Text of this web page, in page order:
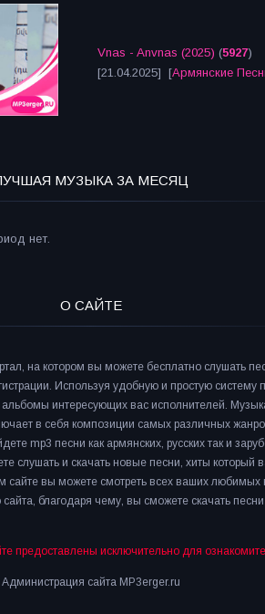
Vnas - Anvnas (2025) (5927)
[21.04.2025] [Армянские
МУЗЫКА ЗА МЕСЯЦ
нет.
О САЙТЕ
на котором вы можете бесплатно слушать
Используя удобную и простую систему
альбомы интересующих вас исполнителей.
в себя композиции самых различных
mp3 песни как армянских, русских так и
слушать и скачать новые песни, хиты который
сайте вы можете смотреть всех ваших
благодаря чему, вы сможете скачать
предоставлены исключительно для
Администрация сайта MP3erger.ru